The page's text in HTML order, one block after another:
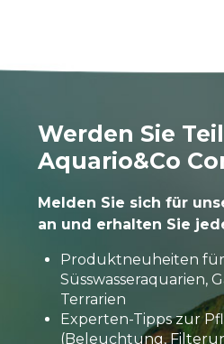
Werden Sie
Aquario&Co
Melden Sie sich für
an und erhalten Sie
Produktneuheiten für
Süsswasseraquarien,
Terrarien
Experten-Tipps zur
(Beleuchtung,